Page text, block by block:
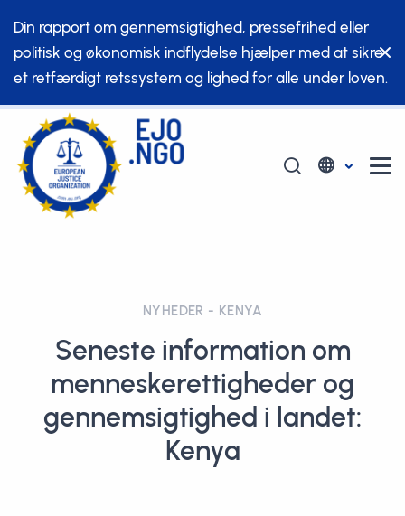
Din rapport om gennemsigtighed, pressefrihed eller
politisk og økonomisk indflydelse hjælper med at sikre
et retfærdigt retssystem og lighed for alle under loven.
NYHEDER - KENYA
Seneste information om
menneskerettigheder og
gennemsigtighed i landet:
Kenya